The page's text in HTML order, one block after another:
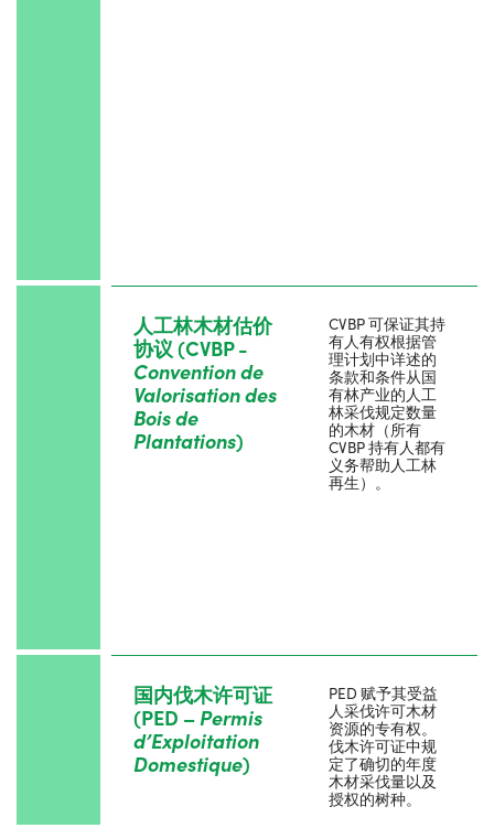
人工林木材估价
协议 (CVBP -
Convention de
Valorisation des
Bois de
Plantations)
CVBP 可保证其持
有人有权根据管
理计划中详述的
条款和条件从国
有林产业的人工
林采伐规定数量
的木材（所有
CVBP 持有人都有
义务帮助人工林
再生）。
国内伐木许可证
(PED –Permis
d’Exploitation
Domestique)
PED 赋予其受益
人采伐许可木材
资源的专有权。
伐木许可证中规
定了确切的年度
木材采伐量以及
授权的树种。